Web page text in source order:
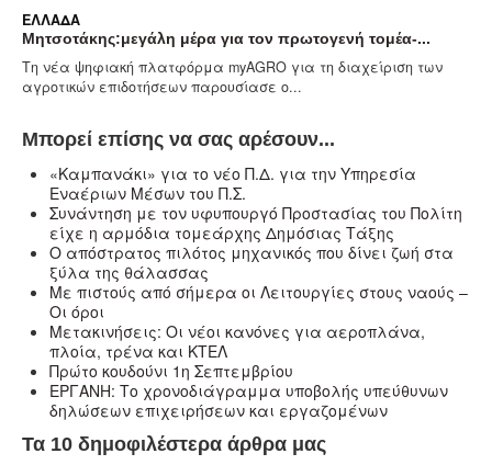
μέρα για τον πρωτογενή τομέα-...
ψηφιακή πλατφόρμα myAGRO για τη διαχείριση των
επιδοτήσεων παρουσίασε ο...
Μπορεί επίσης να σας αρέσουν...
«Καμπανάκι» για το νέο Π.Δ. για την Υπηρεσία
Εναέριων Μέσων του Π.Σ.
Συνάντηση με τον υφυπουργό Προστασίας του Πολίτη
είχε η αρμόδια τομεάρχης Δημόσιας Τάξης
Ο απόστρατος πιλότος μηχανικός που δίνει ζωή στα
ξύλα της θάλασσας
Με πιστούς από σήμερα οι Λειτουργίες στους ναούς –
Oι όροι
Μετακινήσεις: Οι νέοι κανόνες για αεροπλάνα,
πλοία, τρένα και ΚΤΕΛ
Πρώτο κουδούνι 1η Σεπτεμβρίου
ΕΡΓΑΝΗ: Το χρονοδιάγραμμα υποβολής υπεύθυνων
δηλώσεων επιχειρήσεων και εργαζομένων
Τα 10 δημοφιλέστερα άρθρα μας